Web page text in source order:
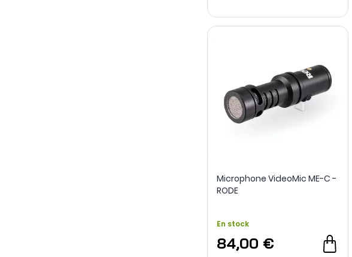
Microphone VideoMic ME-C -
RODE
En stock
84,00 €